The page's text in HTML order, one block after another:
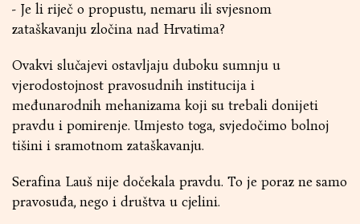
- Je li riječ o propustu, nemaru ili svjesnom
zataškavanju zločina nad Hrvatima?
Ovakvi slučajevi ostavljaju duboku sumnju u
vjerodostojnost pravosudnih institucija i
međunarodnih mehanizama koji su trebali donijeti
pravdu i pomirenje. Umjesto toga, svjedočimo bolnoj
tišini i sramotnom zataškavanju.
Serafina Lauš nije dočekala pravdu. To je poraz ne samo
pravosuđa, nego i društva u cjelini.